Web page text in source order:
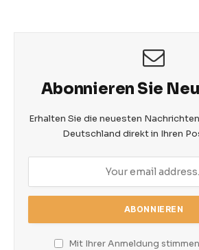
Abonnieren Sie
Erhalten Sie die neuesten
Deutschland direkt in Ihren
Mit Ihrer Anmeldung